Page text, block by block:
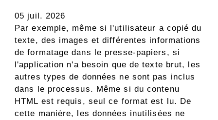
05 juil. 2026
Par exemple, même si l'utilisateur a copié du
texte, des images et différentes informations
de formatage dans le presse-papiers, si
l'application n'a besoin que de texte brut, les
autres types de données ne sont pas inclus
dans le processus. Même si du contenu
HTML est requis, seul ce format est lu. De
cette manière, les données inutilisées ne